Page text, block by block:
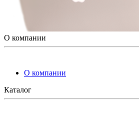
О компании
О компании
Каталог